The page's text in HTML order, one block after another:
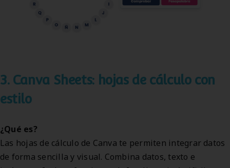
3. Canva Sheets: hojas de cálculo con
estilo
¿Qué es?
Las hojas de cálculo de Canva te permiten integrar datos
de forma sencilla y visual. Combina datos, texto e